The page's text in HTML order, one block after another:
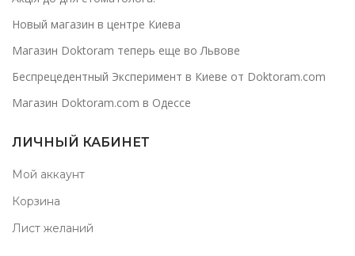
Новый магазин в центре Киева
Магазин Doktoram теперь еще во Львове
Беспрецедентный Эксперимент в Киеве от Doktoram.com
Магазин Doktoram.com в Одессе
ЛИЧНЫЙ КАБИНЕТ
Мой аккаунт
Корзина
Лист желаний